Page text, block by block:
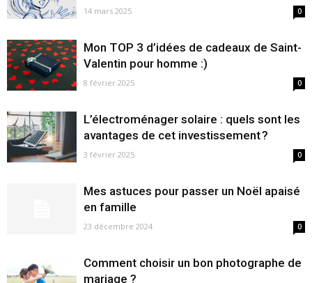
14 mars 2025 0
Mon TOP 3 d’idées de cadeaux de Saint-
Valentin pour homme :)
8 février 2025 0
L’électroménager solaire : quels sont les
avantages de cet investissement ?
3 février 2025 0
Mes astuces pour passer un Noël apaisé
en famille
23 décembre 2024 0
Comment choisir un bon photographe de
mariage ?